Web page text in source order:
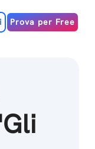
Prova per Free